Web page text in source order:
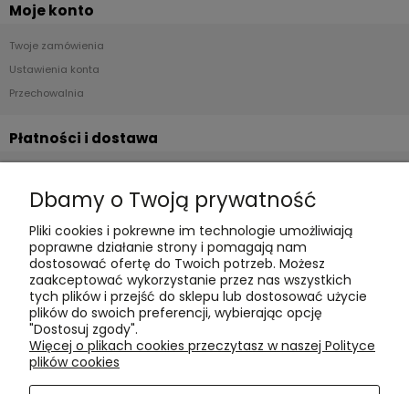
Moje konto
Twoje zamówienia
Ustawienia konta
Przechowalnia
Płatności i dostawa
Czas realizacji i koszty dostawy
Informacje
Polityka cookies
Polityka prywatności
Blog
O nas
Dbamy o Twoją prywatność
Pliki cookies i pokrewne im technologie umożliwiają
poprawne działanie strony i pomagają nam
dostosować ofertę do Twoich potrzeb. Możesz
zaakceptować wykorzystanie przez nas wszystkich
tych plików i przejść do sklepu lub dostosować użycie
plików do swoich preferencji, wybierając opcję
"Dostosuj zgody".
Więcej o plikach cookies przeczytasz w naszej Polityce
plików cookies